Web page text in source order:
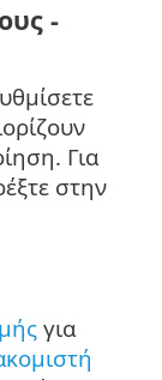
-
Για
στην
για